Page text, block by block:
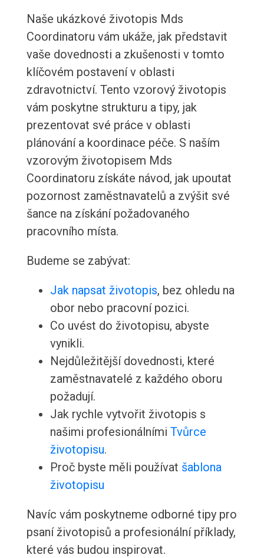
Naše ukázkové životopis Mds
Coordinatoru vám ukáže, jak představit
vaše dovednosti a zkušenosti v tomto
klíčovém postavení v oblasti
zdravotnictví. Tento vzorový životopis
vám poskytne strukturu a tipy, jak
prezentovat své práce v oblasti
plánování a koordinace péče. S naším
vzorovým životopisem Mds
Coordinatoru získáte návod, jak upoutat
pozornost zaměstnavatelů a zvýšit své
šance na získání požadovaného
pracovního místa.
Budeme se zabývat:
Jak napsat životopis, bez ohledu na
obor nebo pracovní pozici.
Co uvést do životopisu, abyste
vynikli.
Nejdůležitější dovednosti, které
zaměstnavatelé z každého oboru
požadují.
Jak rychle vytvořit životopis s
našimi profesionálními Tvůrce
životopisu.
Proč byste měli používat šablona
životopisu
Navíc vám poskytneme odborné tipy pro
psaní životopisů a profesionální příklady,
které vás budou inspirovat.